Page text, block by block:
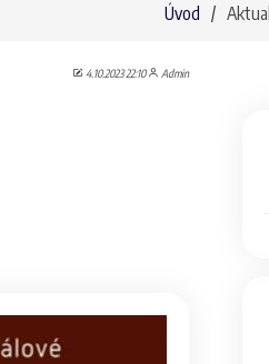
Úvod
4.10.2023 22:10 Admin